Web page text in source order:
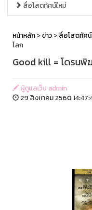
สื่อโสตทัศน์ใหม่
หน้าหลัก>ข่าว>สื่อโสตทัศน์
โลก
Good kill = โดรนพิ
ผู้ดูแลเว็บ admin
29 สิงหาคม 2560